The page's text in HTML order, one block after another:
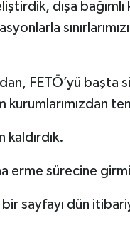
dışa
FETÖ’yü başta
erme sürecine
bir sayfayı dün